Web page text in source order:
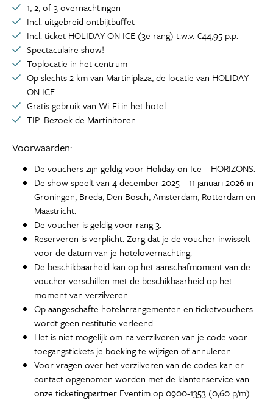
1, 2, of 3 overnachtingen
Incl. uitgebreid ontbijtbuffet
Incl. ticket HOLIDAY ON ICE (3e rang) t.w.v. €44,95 p.p.
Spectaculaire show!
Toplocatie in het centrum
Op slechts 2 km van Martiniplaza, de locatie van HOLIDAY
ON ICE
Gratis gebruik van Wi-Fi in het hotel
TIP: Bezoek de Martinitoren
Voorwaarden:
De vouchers zijn geldig voor Holiday on Ice – HORIZONS.
De show speelt van 4 december 2025 – 11 januari 2026 in
Groningen, Breda, Den Bosch, Amsterdam, Rotterdam en
Maastricht.
De voucher is geldig voor rang 3.
Reserveren is verplicht. Zorg dat je de voucher inwisselt
voor de datum van je hotelovernachting.
De beschikbaarheid kan op het aanschafmoment van de
voucher verschillen met de beschikbaarheid op het
moment van verzilveren.
Op aangeschafte hotelarrangementen en ticketvouchers
wordt geen restitutie verleend.
Het is niet mogelijk om na verzilveren van je code voor
toegangstickets je boeking te wijzigen of annuleren.
Voor vragen over het verzilveren van de codes kan er
contact opgenomen worden met de klantenservice van
onze ticketingpartner Eventim op 0900-1353 (0,60 p/m).